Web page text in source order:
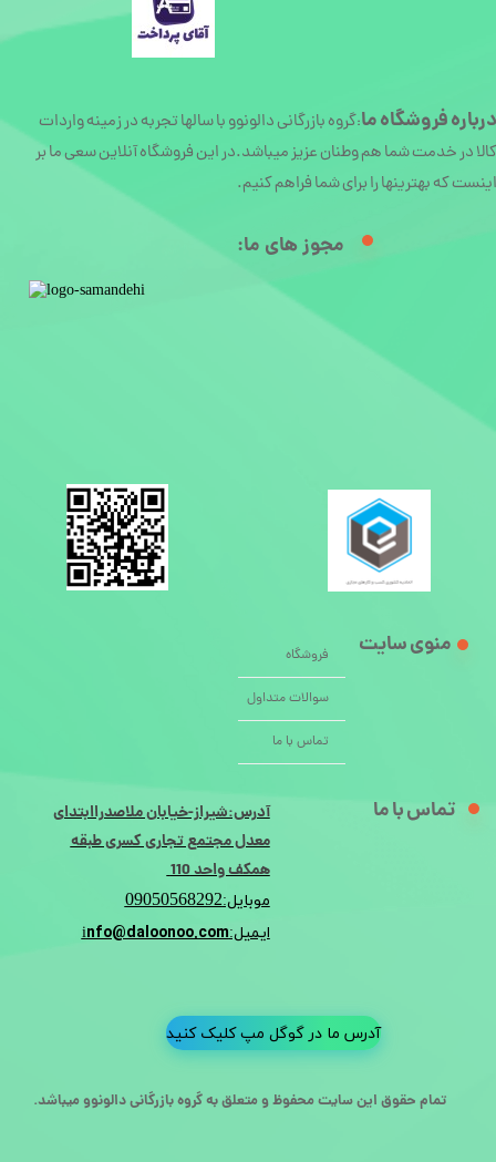
تمام حقوق این سایت محفوظ و متعلق به گروه بازرگانی دالونوو میباشد.
دربارهفروشگاه ما:گروه بازرگانی دالونوو با سالها تجربه در زمینه واردات
کالا در خدمت شما هم وطنان عزیز میباشد.در این فروشگاه آنلاین سعی ما بر
اینست که بهترینها را برای شما فراهم کنیم.
فروشگاه
سوالات متداول
تماس با ما
منوی سایت
تماس با ما
آدرس:شیراز-خیابان ملاصدراابتدای
معدل مجتمع تجاری کسری طبقه
همکف واحد 110
موبایل:09050568292
ایمیل:info@daloonoo.com
مجوز های ما:​
آدرس ما در گوگل مپ کلیک کنید